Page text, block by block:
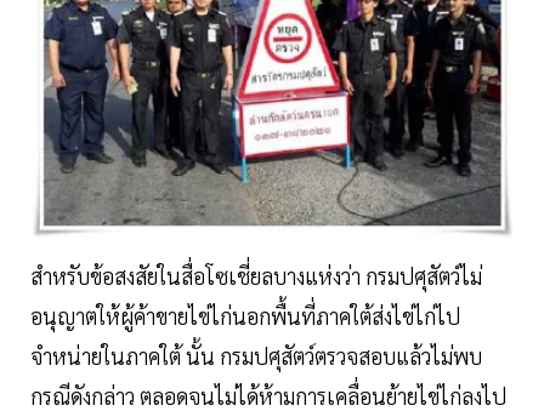
สำหรับข้อสงสัยในสื่อโซเชี่ยลบางแห่งว่า กรมปศุสัตว์ไม่
อนุญาตให้ผู้ค้าขายไข่ไก่นอกพื้นที่ภาคใต้ส่งไข่ไก่ไป
จำหน่ายในภาคใต้ นั้น กรมปศุสัตว์ตรวจสอบแล้วไม่พบ
กรณีดังกล่าว ตลอดจนไม่ได้ห้ามการเคลื่อนย้ายไข่ไก่ลงไป